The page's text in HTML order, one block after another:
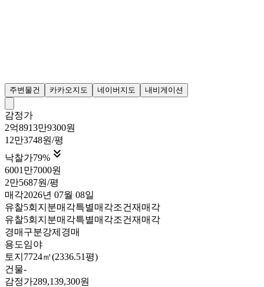
주변물건 카카오지도 네이버지도 내비게이션
감정가
2억8913만9300원
12만3748원/평
낙찰가79% 
6001만7000원
2만5687원/평
매각2026년 07월 08일
유찰5회 지분매각특별매각조건재매각
유찰5회 지분매각특별매각조건재매각
경매구분강제경매
용도임야
토지 7724㎡(2336.51평)
건물-
감정가289,139,300원